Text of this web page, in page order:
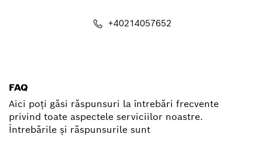
+40214057652
FAQ
Aici poți găsi răspunsuri la întrebări frecvente
privind toate aspectele serviciilor noastre.
Întrebările și răspunsurile sunt